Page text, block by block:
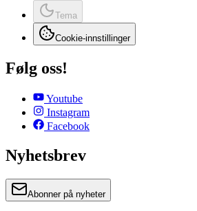
Tema
Cookie-innstillinger
Følg oss!
Youtube
Instagram
Facebook
Nyhetsbrev
Abonner på nyheter